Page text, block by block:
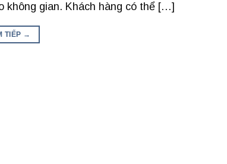
không gian. Khách hàng có thể […]
TIẾP →